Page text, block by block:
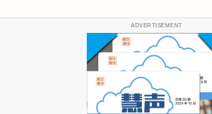
ADVERTISEMENT